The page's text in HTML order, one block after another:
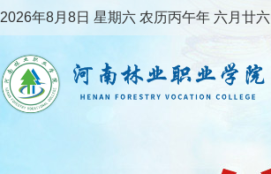
2026年8月8日 星期六 农历丙午年 六月廿六